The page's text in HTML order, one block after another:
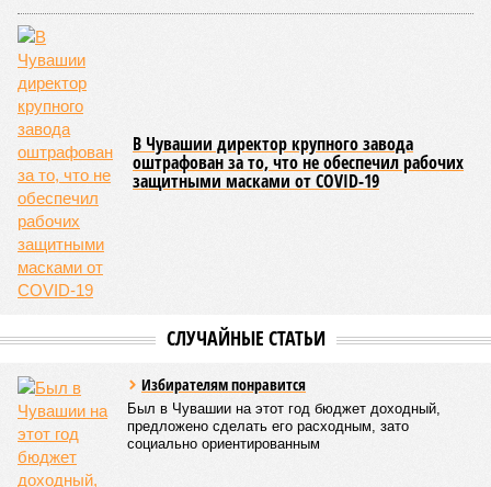
Все лагеря перед началом работы смен прошли
обязательную обработку территорий против клещей,
грызунов и насекомых. Питание в учреждениях
обеспечивают 21 оператор, причём в отношении каждого из
них организован постоянный лабораторный мониторинг.
В ходе заседания был также вынесен на обсуждение ряд
предложений, направленных на обеспечение санитарно-
эпидемиологического благополучия детей в летних лагерях
и на повышение действенности самой системы
оздоровления. В качестве основного приоритета было
выделено обеспечение оздоровительных учреждений
качественными пищевыми продуктами, а детей –
обязательном порядке должны располагать санитарно-
подтверждает соответствие учреждения требованиям
действующего санитарного законодательства. Отсутствие
действующего СЭЗ является основанием для запрета на
функционирование оздоровительной организации. Кроме
того, участники заседания обратили внимание на